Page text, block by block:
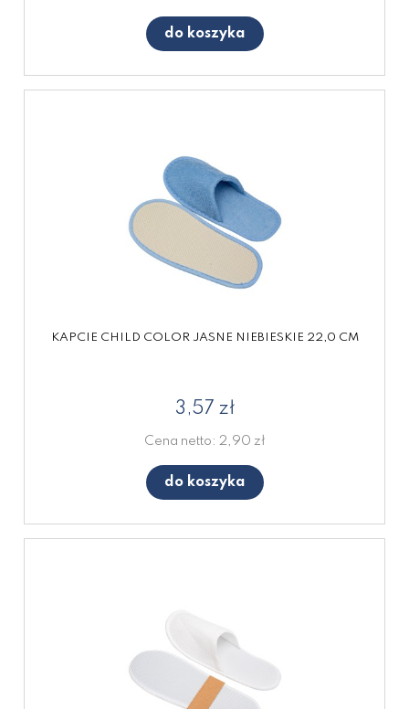
do koszyka
KAPCIE CHILD COLOR JASNE NIEBIESKIE 22,0 CM
3,57 zł
Cena netto: 2,90 zł
do koszyka